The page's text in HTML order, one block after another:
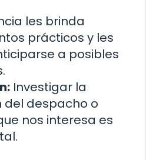
les brinda
prácticos y les
a posibles
Investigar la
del despacho o
nos interesa es